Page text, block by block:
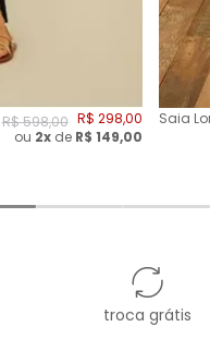
R$598,00 R$ 298,00
ou 2xde R$ 149,00
Saia
troca grátis